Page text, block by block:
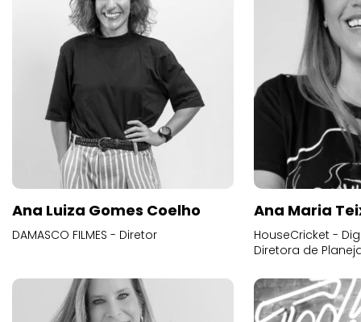
Ana Luiza Gomes Coelho
DAMASCO FILMES - Diretor
Ana Maria
HouseCricket -
Diretora de